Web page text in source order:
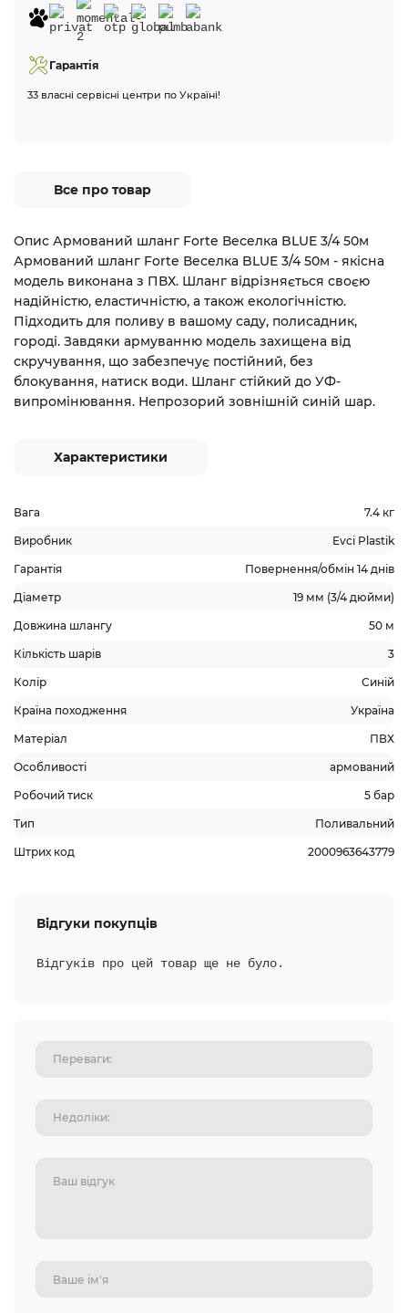
Гарантія
33 власні сервісні центри по Україні!
Все про товар
Опис Армований шланг Forte Веселка BLUE 3/4 50м
Армований шланг Forte Веселка BLUE 3/4 50м - якісна
модель виконана з ПВХ. Шланг відрізняється своєю
надійністю, еластичністю, а також екологічністю.
Підходить для поливу в вашому саду, полисадник,
городі. Завдяки армуванню модель захищена від
скручування, що забезпечує постійний, без
блокування, натиск води. Шланг стійкий до УФ-
випромінювання. Непрозорий зовнішній синій шар.
Характеристики
Вага 7.4 кг
Виробник Evci Plastik
Гарантія Повернення/обмін 14 днів
Діаметр 19 мм (3/4 дюйми)
Довжина шлангу 50 м
Кількість шарів 3
Колір Синій
Країна походження Україна
Матеріал ПВХ
Особливості армований
Робочий тиск 5 бар
Тип Поливальний
Штрих код 2000963643779
Відгуки покупців
Відгуків про цей товар ще не було.